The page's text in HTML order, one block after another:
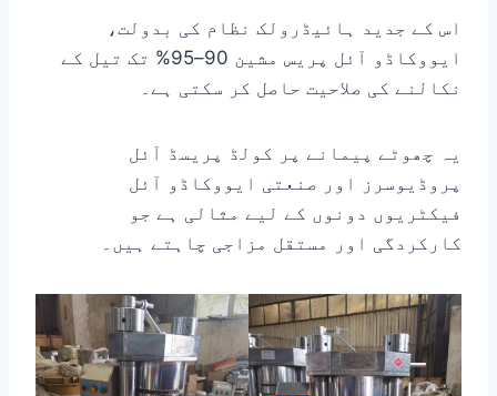
اس کے جدید ہائیڈرولک نظام کی بدولت،
ایووکاڈو آئل پریس مشین 90–95% تک تیل کے
نکالنے کی صلاحیت حاصل کر سکتی ہے۔
یہ چھوٹے پیمانے پر کولڈ پریسڈ آئل
پروڈیوسرز اور صنعتی ایووکاڈو آئل
فیکٹریوں دونوں کے لیے مثالی ہے جو
کارکردگی اور مستقل مزاجی چاہتے ہیں۔